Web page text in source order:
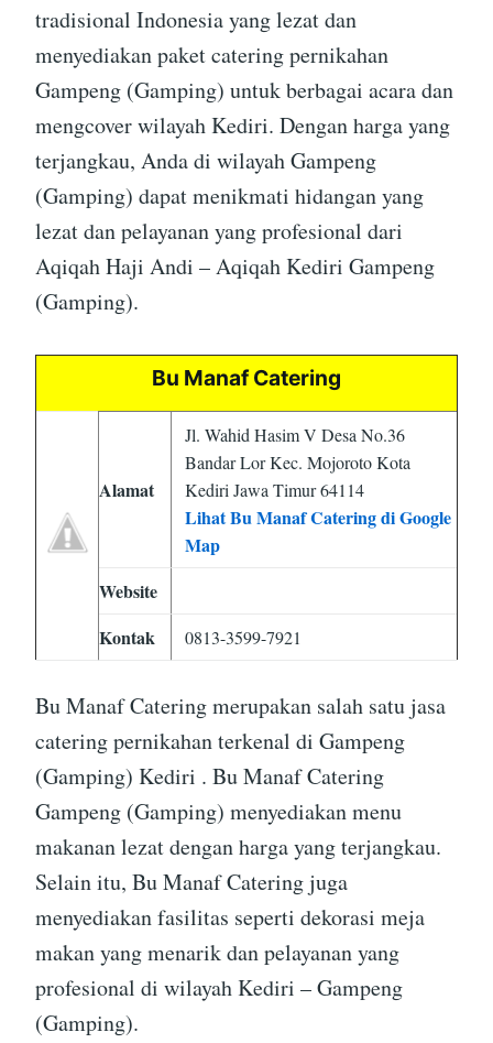
tradisional Indonesia yang lezat dan
menyediakan paket catering pernikahan
Gampeng (Gamping) untuk berbagai acara dan
mengcover wilayah Kediri. Dengan harga yang
terjangkau, Anda di wilayah Gampeng
(Gamping) dapat menikmati hidangan yang
lezat dan pelayanan yang profesional dari
Aqiqah Haji Andi – Aqiqah Kediri Gampeng
(Gamping).
Bu Manaf Catering
Alamat
Jl. Wahid Hasim V Desa No.36
Bandar Lor Kec. Mojoroto Kota
Kediri Jawa Timur 64114
Lihat Bu Manaf Catering di Google
Map
Website
Kontak
0813-3599-7921
Bu Manaf Catering merupakan salah satu jasa
catering pernikahan terkenal di Gampeng
(Gamping) Kediri . Bu Manaf Catering
Gampeng (Gamping) menyediakan menu
makanan lezat dengan harga yang terjangkau.
Selain itu, Bu Manaf Catering juga
menyediakan fasilitas seperti dekorasi meja
makan yang menarik dan pelayanan yang
profesional di wilayah Kediri – Gampeng
(Gamping).